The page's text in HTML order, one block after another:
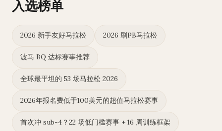
入选榜单
2026 新手友好马拉松 2026 刷PB马拉松
波马 BQ 达标赛事推荐
全球最平坦的 53 场马拉松 2026
2026年报名费低于100美元的超值马拉松赛事
首次冲 sub-4？22 场低门槛赛事 + 16 周训练框架